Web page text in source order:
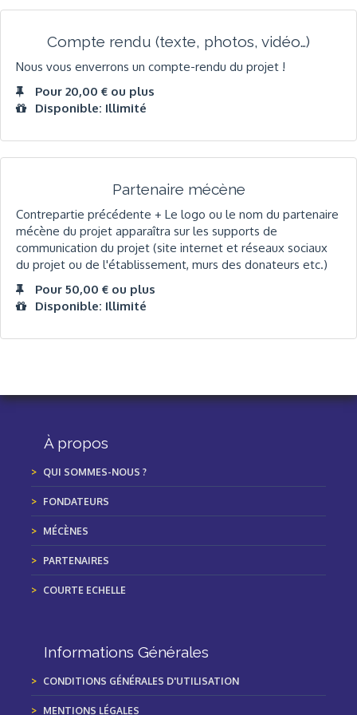
Compte rendu (texte, photos, vidéo…)
Nous vous enverrons un compte-rendu du projet !
Pour 20,00 € ou plus
Disponible: Illimité
Partenaire mécène
Contrepartie précédente + Le logo ou le nom du partenaire
mécène du projet apparaîtra sur les supports de
communication du projet (site internet et réseaux sociaux
du projet ou de l'établissement, murs des donateurs etc.)
Pour 50,00 € ou plus
Disponible: Illimité
À propos
QUI SOMMES-NOUS ?
FONDATEURS
MÉCÈNES
PARTENAIRES
COURTE ECHELLE
Informations Générales
CONDITIONS GÉNÉRALES D'UTILISATION
MENTIONS LÉGALES